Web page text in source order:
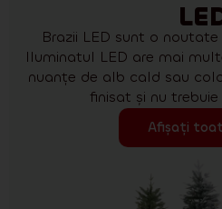
Brazii LED sunt o
Iluminatul LED are mai
nuanțe de alb cald sau
finisat și nu
Afișați